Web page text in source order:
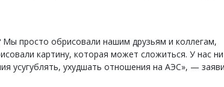
Мы просто обрисовали нашим друзьям и коллегам,
картину, которая может сложиться. У нас
усугублять, ухудшать отношения на АЭС», —